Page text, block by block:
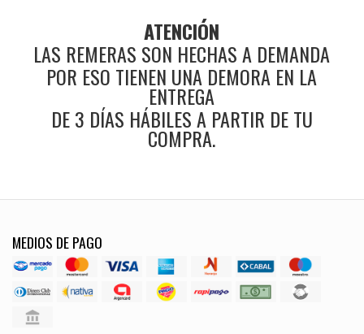
ATENCIÓN
LAS REMERAS SON HECHAS A DEMANDA
POR ESO TIENEN UNA DEMORA EN LA
ENTREGA
DE 3 DÍAS HÁBILES A PARTIR DE TU
COMPRA.
MEDIOS DE PAGO